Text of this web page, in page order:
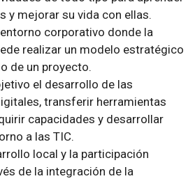
y mejorar su vida con ellas.
corporativo donde la
realizar un modelo estratégico
de un proyecto.
el desarrollo de las
transferir herramientas
capacidades y desarrollar
a las TIC.
local y la participación
de la integración de la